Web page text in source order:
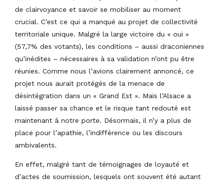
de clairvoyance et savoir se mobiliser au moment
crucial. C’est ce qui a manqué au projet de collectivité
territoriale unique. Malgré la large victoire du « oui »
(57,7% des votants), les conditions – aussi draconiennes
qu’inédites – nécessaires à sa validation n’ont pu être
réunies. Comme nous l’avions clairement annoncé, ce
projet nous aurait protégés de la menace de
désintégration dans un « Grand Est ». Mais l’Alsace a
laissé passer sa chance et le risque tant redouté est
maintenant à notre porte. Désormais, il n’y a plus de
place pour l’apathie, l’indifférence ou les discours
ambivalents.
En effet, malgré tant de témoignages de loyauté et
d’actes de soumission, lesquels ont souvent été autant